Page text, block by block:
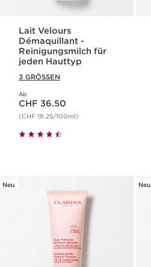
Lait Velours
Démaquillant -
Reinigungsmilch für
jeden Hauttyp
3 GRÖSSEN
Ab
Aktueller Preis CHF 36.50
CHF 36.50
(CHF 18.25/100ml)
Neu Neu